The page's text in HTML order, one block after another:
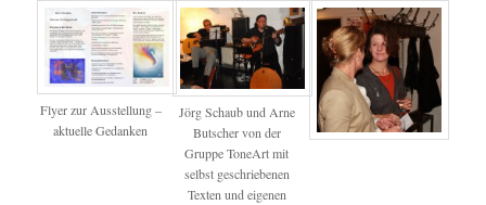
Flyer zur Ausstellung –
aktuelle Gedanken
Jörg Schaub und Arne
Butscher von der
Gruppe ToneArt mit
selbst geschriebenen
Texten und eigenen